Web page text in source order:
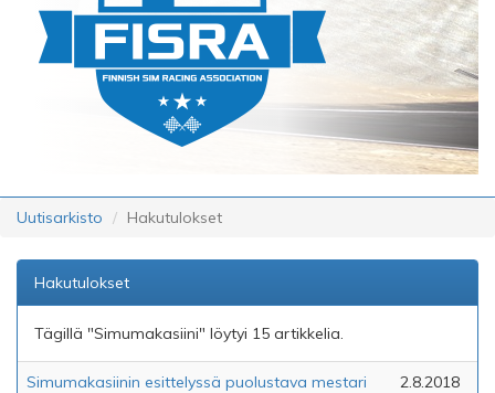
Uutisarkisto Hakutulokset
Hakutulokset
Tägillä "Simumakasiini" löytyi 15 artikkelia.
Simumakasiinin esittelyssä puolustava mestari
2.8.2018